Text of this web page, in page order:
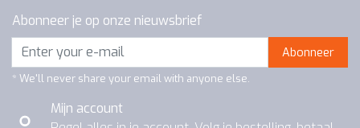
Abonneer je op onze nieuwsbrief
Abonneer
* We'll never share your email with anyone else.
Mijn account